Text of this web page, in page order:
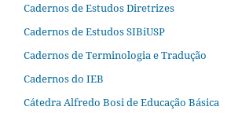
Cadernos de Estudos Diretrizes
Cadernos de Estudos SIBiUSP
Cadernos de Terminologia e Tradução
Cadernos do IEB
Cátedra Alfredo Bosi de Educação Básica